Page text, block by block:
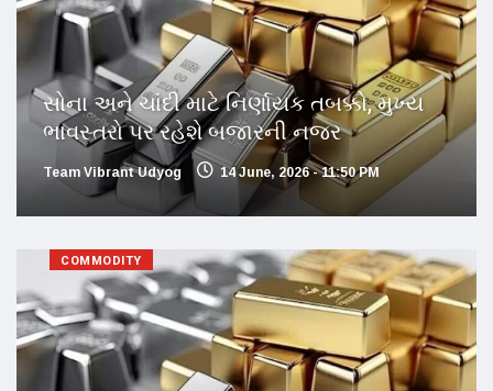
સોના અને ચાંદી માટે નિર્ણાયક તબક્કો, મુખ્ય
ભાવસ્તરો પર રહેશે બજારની નજર
Team Vibrant Udyog 14 June, 2026 - 11:50 PM
COMMODITY